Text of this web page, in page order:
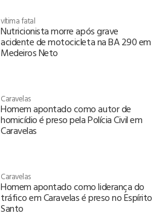
vítima fatal
Nutricionista morre após grave
acidente de motocicleta na BA 290 em
Medeiros Neto
Caravelas
Homem apontado como autor de
homicídio é preso pela Polícia Civil em
Caravelas
Caravelas
Homem apontado como liderança do
tráfico em Caravelas é preso no Espírito
Santo